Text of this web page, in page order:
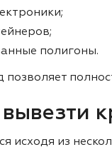
полигоны.
позволяет
вывезти
исходя из